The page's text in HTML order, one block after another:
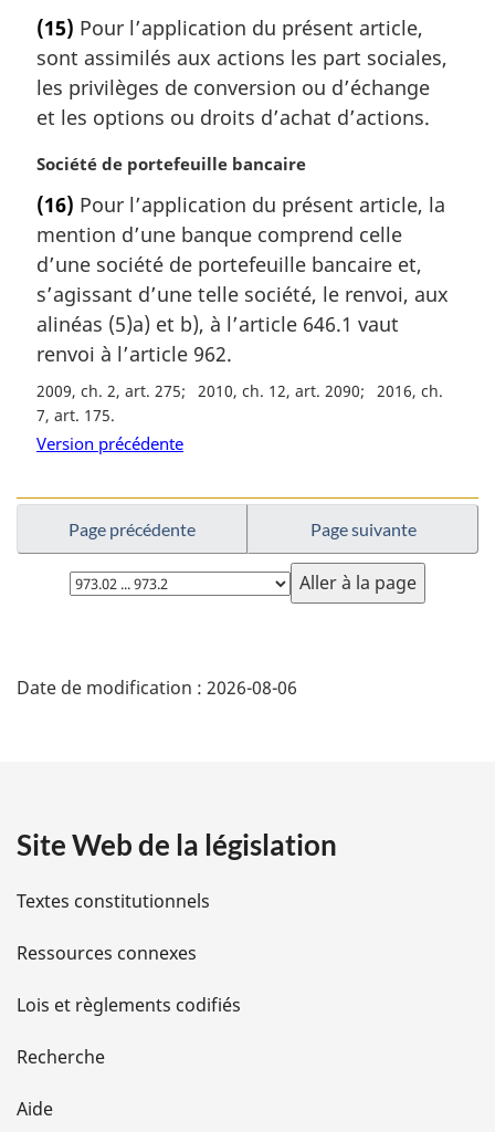
i
n
a
e
:
t
e
m
a
g
n
a
e
:
(15) Pour l’application du présent article,
sont assimilés aux actions les part sociales,
les privilèges de conversion ou d’échange
et les options ou droits d’achat d’actions.
N
t
e
m
a
g
i
n
a
e
Société de portefeuille bancaire
(16) Pour l’application du présent article, la
mention d’une banque comprend celle
d’une société de portefeuille bancaire et,
s’agissant d’une telle société, le renvoi, aux
alinéas (5)a) et b), à l’article 646.1 vaut
renvoi à l’article 962.
2009, ch. 2, art. 275 2010, ch. 12, art. 2090
2016, ch.
7, art. 175
Version précédente
Page précédente Page suivante
Choisissez
la
é
i
l
s
d
e
l
Date de modification : 2026-08-06
Site Web de la législation
Textes constitutionnels
Ressources connexes
Lois et règlements codifiés
Recherche
Aide